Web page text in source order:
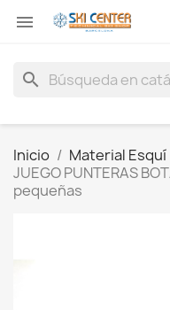

search
Inicio Material Esquí
JUEGO PUNTERAS
pequeñas